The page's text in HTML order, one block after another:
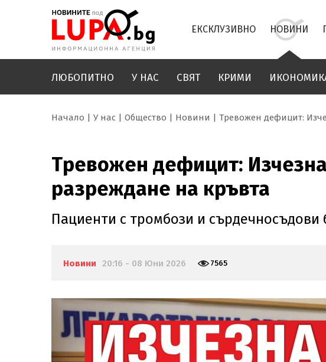
ЕКСКЛУЗИВНО НОВИНИ
ЛЮБОПИТНО У НАС СВЯТ КРИМИ
Начало У нас Общество Новини Тревожен дефицит:
Тревожен дефицит:
разреждане на кръвта
Пациенти с тромбози и
Новини 20:16 - 08 Юни 2026 7565